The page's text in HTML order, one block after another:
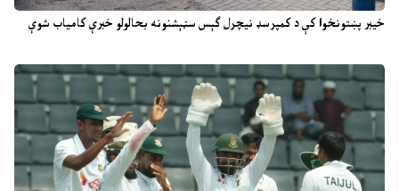
خیبر پښتونخوا کې د کمپرسډ نیچرل ګېس سټېشنونه بحالولو خبرې کامیاب شوې